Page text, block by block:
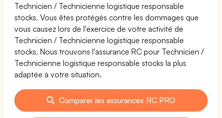
Technicien / Technicienne logistique responsable
stocks. Vous êtes protégés contre les dommages que
vous causez lors de l'exercice de votre activité de
Technicien / Technicienne logistique responsable
stocks. Nous trouvons l'assurance RC pour Technicien /
Technicienne logistique responsable stocks la plus
adaptée à votre situation.
Comparer les assurances RC PRO